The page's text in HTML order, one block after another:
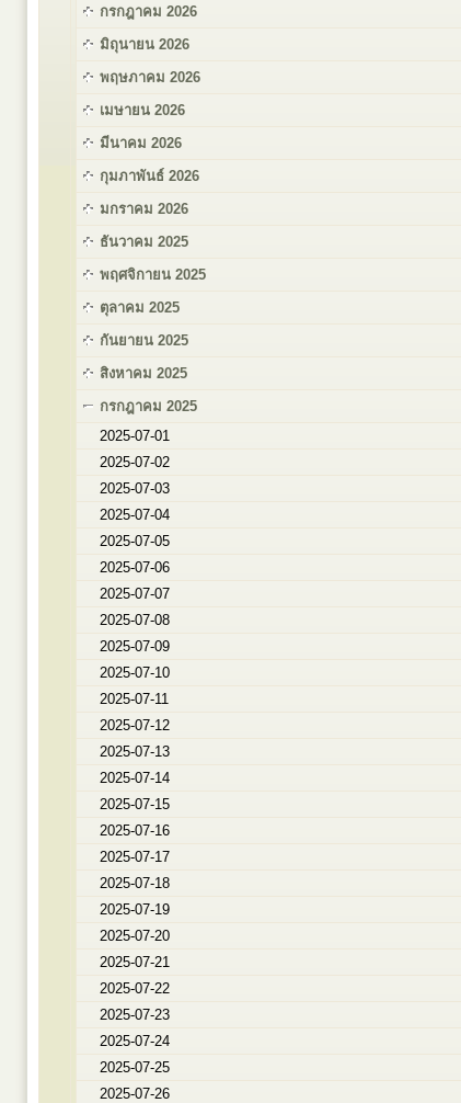
กรกฎาคม 2026
มิถุนายน 2026
พฤษภาคม 2026
เมษายน 2026
มีนาคม 2026
กุมภาพันธ์ 2026
มกราคม 2026
ธันวาคม 2025
พฤศจิกายน 2025
ตุลาคม 2025
กันยายน 2025
สิงหาคม 2025
กรกฎาคม 2025
2025-07-01
2025-07-02
2025-07-03
2025-07-04
2025-07-05
2025-07-06
2025-07-07
2025-07-08
2025-07-09
2025-07-10
2025-07-11
2025-07-12
2025-07-13
2025-07-14
2025-07-15
2025-07-16
2025-07-17
2025-07-18
2025-07-19
2025-07-20
2025-07-21
2025-07-22
2025-07-23
2025-07-24
2025-07-25
2025-07-26